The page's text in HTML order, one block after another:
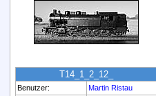
T14_1_2_12_
Benutzer:
Martin Ristau